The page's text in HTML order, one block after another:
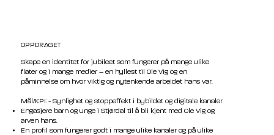
OPPDRAGET
Skape en identitet for jubileet som fungerer på mange ulike
flater og i mange medier – en hyllest til Ole Vig og en
påminnelse om hvor viktig og nytenkende arbeidet hans var.
Mål/KPI: - Synlighet og stoppeffekt i bybildet og digitale kanaler
Engasjere barn og unge i Stjørdal til å bli kjent med Ole Vig og
arven hans.
En profil som fungerer godt i mange ulike kanaler og på ulike